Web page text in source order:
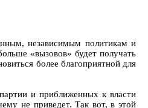
независимым политикам и
«вызовов» будет получать
более благоприятной для
и приближенных к власти
не приведет. Так вот, в этой